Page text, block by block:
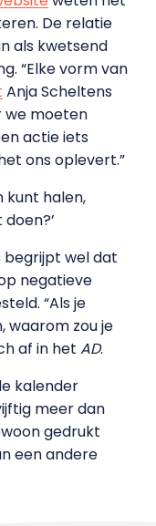
De relatie
als kwetsend
“Elke vorm van
Anja Scheltens
we moeten
actie iets
ons oplevert.”
kunt halen,
begrijpt wel dat
negatieve
“Als je
waarom zou je
af in het AD.
kalender
meer dan
gedrukt
een andere